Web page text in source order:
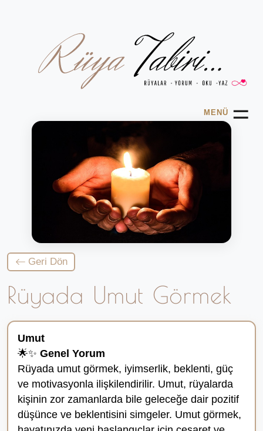
MENÜ ☰
Geri Dön
Rüyada Umut Görmek
Umut
🌟✨ Genel Yorum
Rüyada umut görmek, iyimserlik, beklenti, güç
ve motivasyonla ilişkilendirilir. Umut, rüyalarda
kişinin zor zamanlarda bile geleceğe dair pozitif
düşünce ve beklentisini simgeler. Umut görmek,